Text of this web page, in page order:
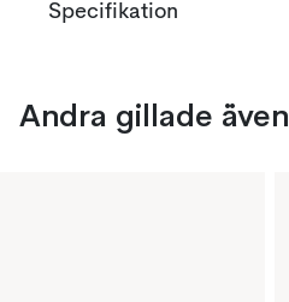
Specifikation
Andra gillade även